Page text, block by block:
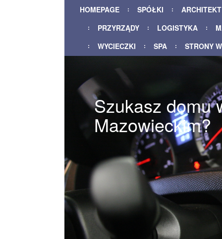
HOMEPAGE SPÓŁKI
PRZYRZĄDY
LOGISTYKA
WYCIECZKI
SPA STRONY
Szukasz domu
Mazowieckim?